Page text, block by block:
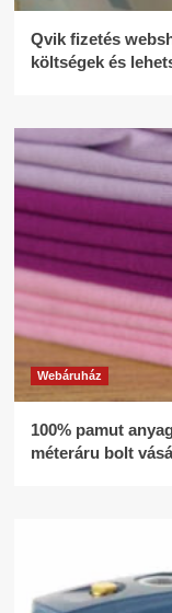
Qvik fizetés
költségek és
Webáruház
100% pamut
méteráru bolt